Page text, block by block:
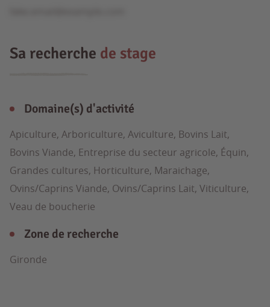
Sa recherche de stage
Domaine(s) d'activité
Apiculture, Arboriculture, Aviculture, Bovins Lait,
Bovins Viande, Entreprise du secteur agricole, Équin,
Grandes cultures, Horticulture, Maraichage,
Ovins/Caprins Viande, Ovins/Caprins Lait, Viticulture,
Veau de boucherie
Zone de recherche
Gironde